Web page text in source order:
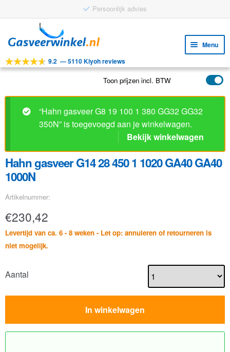
Persoonlijk advies
door
navigatie
naar
inhoud
Menu
Tools
Toepassingen
Klantenservice
9.2 —5110 Kiyoh reviews
Toon prijzen incl. BTW
“Hahn gasveer G8 19 100 1 380 GG32 GG32
350N” is toegevoegd aan je winkelwagen.
Bekijk winkelwagen
Hahn gasveer G14 28 450 1 1020 GA40 GA40
1000N
Artikelnummer:
€230,42
Levertijd van ca. 6 - 8 weken - Let op: annuleren of retourneren is
niet mogelijk.
Aantal
In winkelwagen